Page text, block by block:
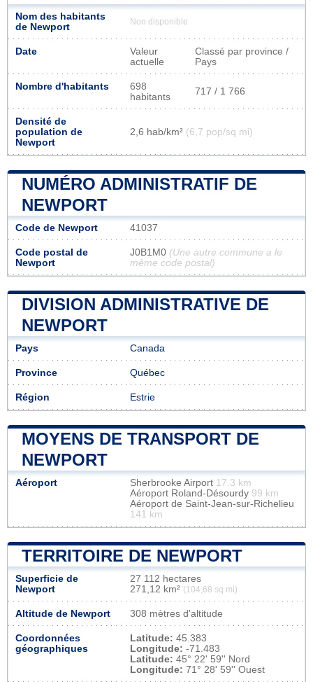
Nom des habitants
de Newport
Non disponible
Date
Valeur
actuelle
Classé par province /
Pays
Nombre d'habitants
698
habitants
717 / 1 766
Densité de
population de
Newport
2,6 hab/km² (6,7 pop/sq mi)
NUMÉRO ADMINISTRATIF DE
NEWPORT
Code de Newport 41037
Code postal de
Newport
J0B1M0 (Une autre commune a le
même code postal)
DIVISION ADMINISTRATIVE DE
NEWPORT
Pays Canada
Province Québec
Région Estrie
MOYENS DE TRANSPORT DE
NEWPORT
Aéroport Sherbrooke Airport 17.3 km
Aéroport Roland-Désourdy 99 km
Aéroport de Saint-Jean-sur-Richelieu
141 km
TERRITOIRE DE NEWPORT
Superficie de
Newport
27 112 hectares
271,12 km² (104,68 sq mi)
Altitude de Newport 308 mètres d'altitude
Coordonnées
géographiques
Latitude: 45.383
Longitude: -71.483
Latitude: 45° 22' 59'' Nord
Longitude: 71° 28' 59'' Ouest